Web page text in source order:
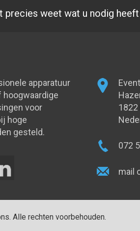
precies weet wat u nodig
apparatuur
hoogwaardige
voor
hoge
gesteld.
1822
072
mail
. Alle rechten voorbehouden.